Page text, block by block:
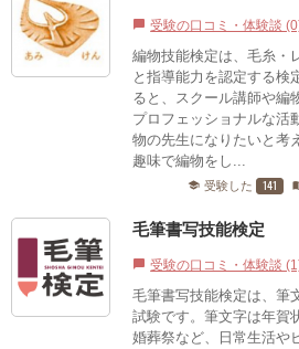
chat_bubble 受験の口コミ・体験談
編物技能検定は、毛糸・
と指導能力を認定する検
ると、スクール講師や編
プロフェッショナルな活
物の先生になりたいと考
趣味で編物をし...
school 受験した 141
毛筆書写技能検定
chat_bubble 受験の口コミ・体験談
毛筆書写技能検定は、筆
試験です。筆文字は年賀
婚葬祭など、日常生活や